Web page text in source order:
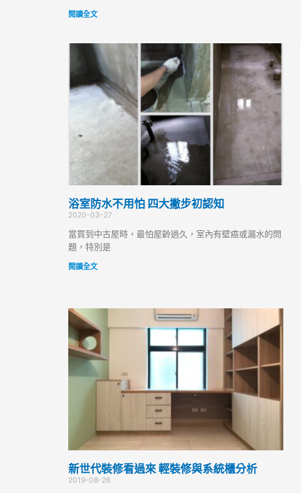
閱讀全文
浴室防水不用怕 四大撇步初認知
2020-03-27
當買到中古屋時，最怕屋齡過久，室內有壁癌或漏水的問
題，特別是
閱讀全文
新世代裝修看過來 輕裝修與系統櫃分析
2019-08-26